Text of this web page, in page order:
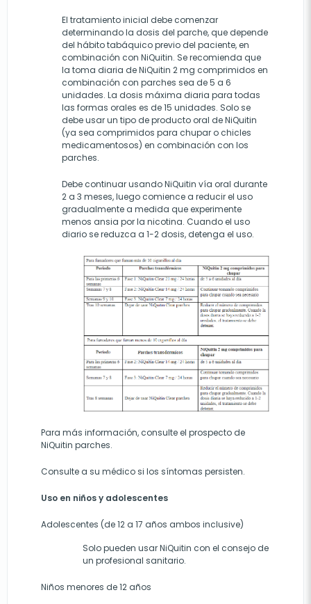
El tratamiento inicial debe comenzar
determinando la dosis del parche, que depende
del hábito tabáquico previo del paciente, en
combinación con NiQuitin. Se recomienda que
la toma diaria de NiQuitin 2 mg comprimidos en
combinación con parches sea de 5 a 6
unidades. La dosis máxima diaria para todas
las formas orales es de 15 unidades. Solo se
debe usar un tipo de producto oral de NiQuitin
(ya sea comprimidos para chupar o chicles
medicamentosos) en combinación con los
parches.
Debe continuar usando NiQuitin vía oral durante
2 a 3 meses, luego comience a reducir el uso
gradualmente a medida que experimente
menos ansia por la nicotina. Cuando el uso
diario se reduzca a 1-2 dosis, detenga el uso.
Para más información, consulte el prospecto de
NiQuitin parches.
Consulte a su médico si los síntomas persisten.
Uso en niños y adolescentes
Adolescentes (de 12 a 17 años ambos inclusive)
Solo pueden usar NiQuitin con el consejo de
un profesional sanitario.
Niños menores de 12 años